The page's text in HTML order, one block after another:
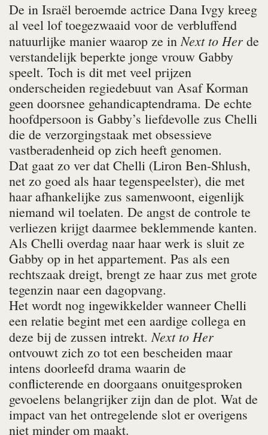
De in Israël beroemde actrice Dana Ivgy kreeg
al veel lof toegezwaaid voor de verbluffend
natuurlijke manier waarop ze inNext to Her de
verstandelijk beperkte jonge vrouw Gabby
speelt. Toch is dit met veel prijzen
onderscheiden regiedebuut van Asaf Korman
geen doorsnee gehandicaptendrama. De echte
hoofdpersoon is Gabby’s liefdevolle zus Chelli
die de verzorgingstaak met obsessieve
vastberadenheid op zich heeft genomen.
Dat gaat zo ver dat Chelli (Liron Ben-Shlush,
net zo goed als haar tegenspeelster), die met
haar afhankelijke zus samenwoont, eigenlijk
niemand wil toelaten. De angst de controle te
verliezen krijgt daarmee beklemmende kanten.
Als Chelli overdag naar haar werk is sluit ze
Gabby op in het appartement. Pas als een
rechtszaak dreigt, brengt ze haar zus met grote
tegenzin naar een dagopvang.
Het wordt nog ingewikkelder wanneer Chelli
een relatie begint met een aardige collega en
deze bij de zussen intrekt.Next to Her
ontvouwt zich zo tot een bescheiden maar
intens doorleefd drama waarin de
conflicterende en doorgaans onuitgesproken
gevoelens belangrijker zijn dan de plot. Wat de
impact van het ontregelende slot er overigens
niet minder om maakt.